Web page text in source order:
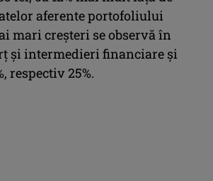
aferente portofoliului
mari creșteri se observă în
și intermedieri financiare și
respectiv 25%.